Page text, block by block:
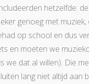
hetzelfde:
genoeg met
op school en dus
en moeten we
we dat al willen). Die
lang niet altijd aan